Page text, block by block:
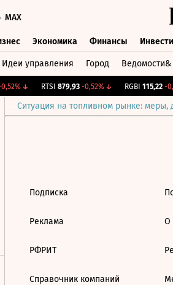
MAX
Экономика Финансы
Идеи управления Город Ведомости&
↓ RTSI 879,93 -0,52%↓ RGBI 115,22 -
Ситуация на топливном рынке: меры,
Подписка
Реклама
РФРИТ
Справочник компаний
О